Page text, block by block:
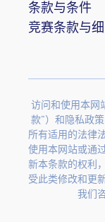
条款与条件
竞赛条款与
访问和使用本网
款”）和隐私政
所有适用的法律
使用本网站或通
新本条款的权利
受此类修改和更
我们